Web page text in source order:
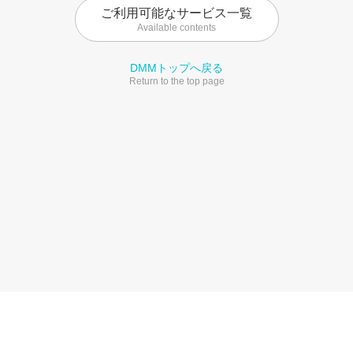
ご利用可能なサービス一覧
Available contents
DMMトップへ戻る
Return to the top page